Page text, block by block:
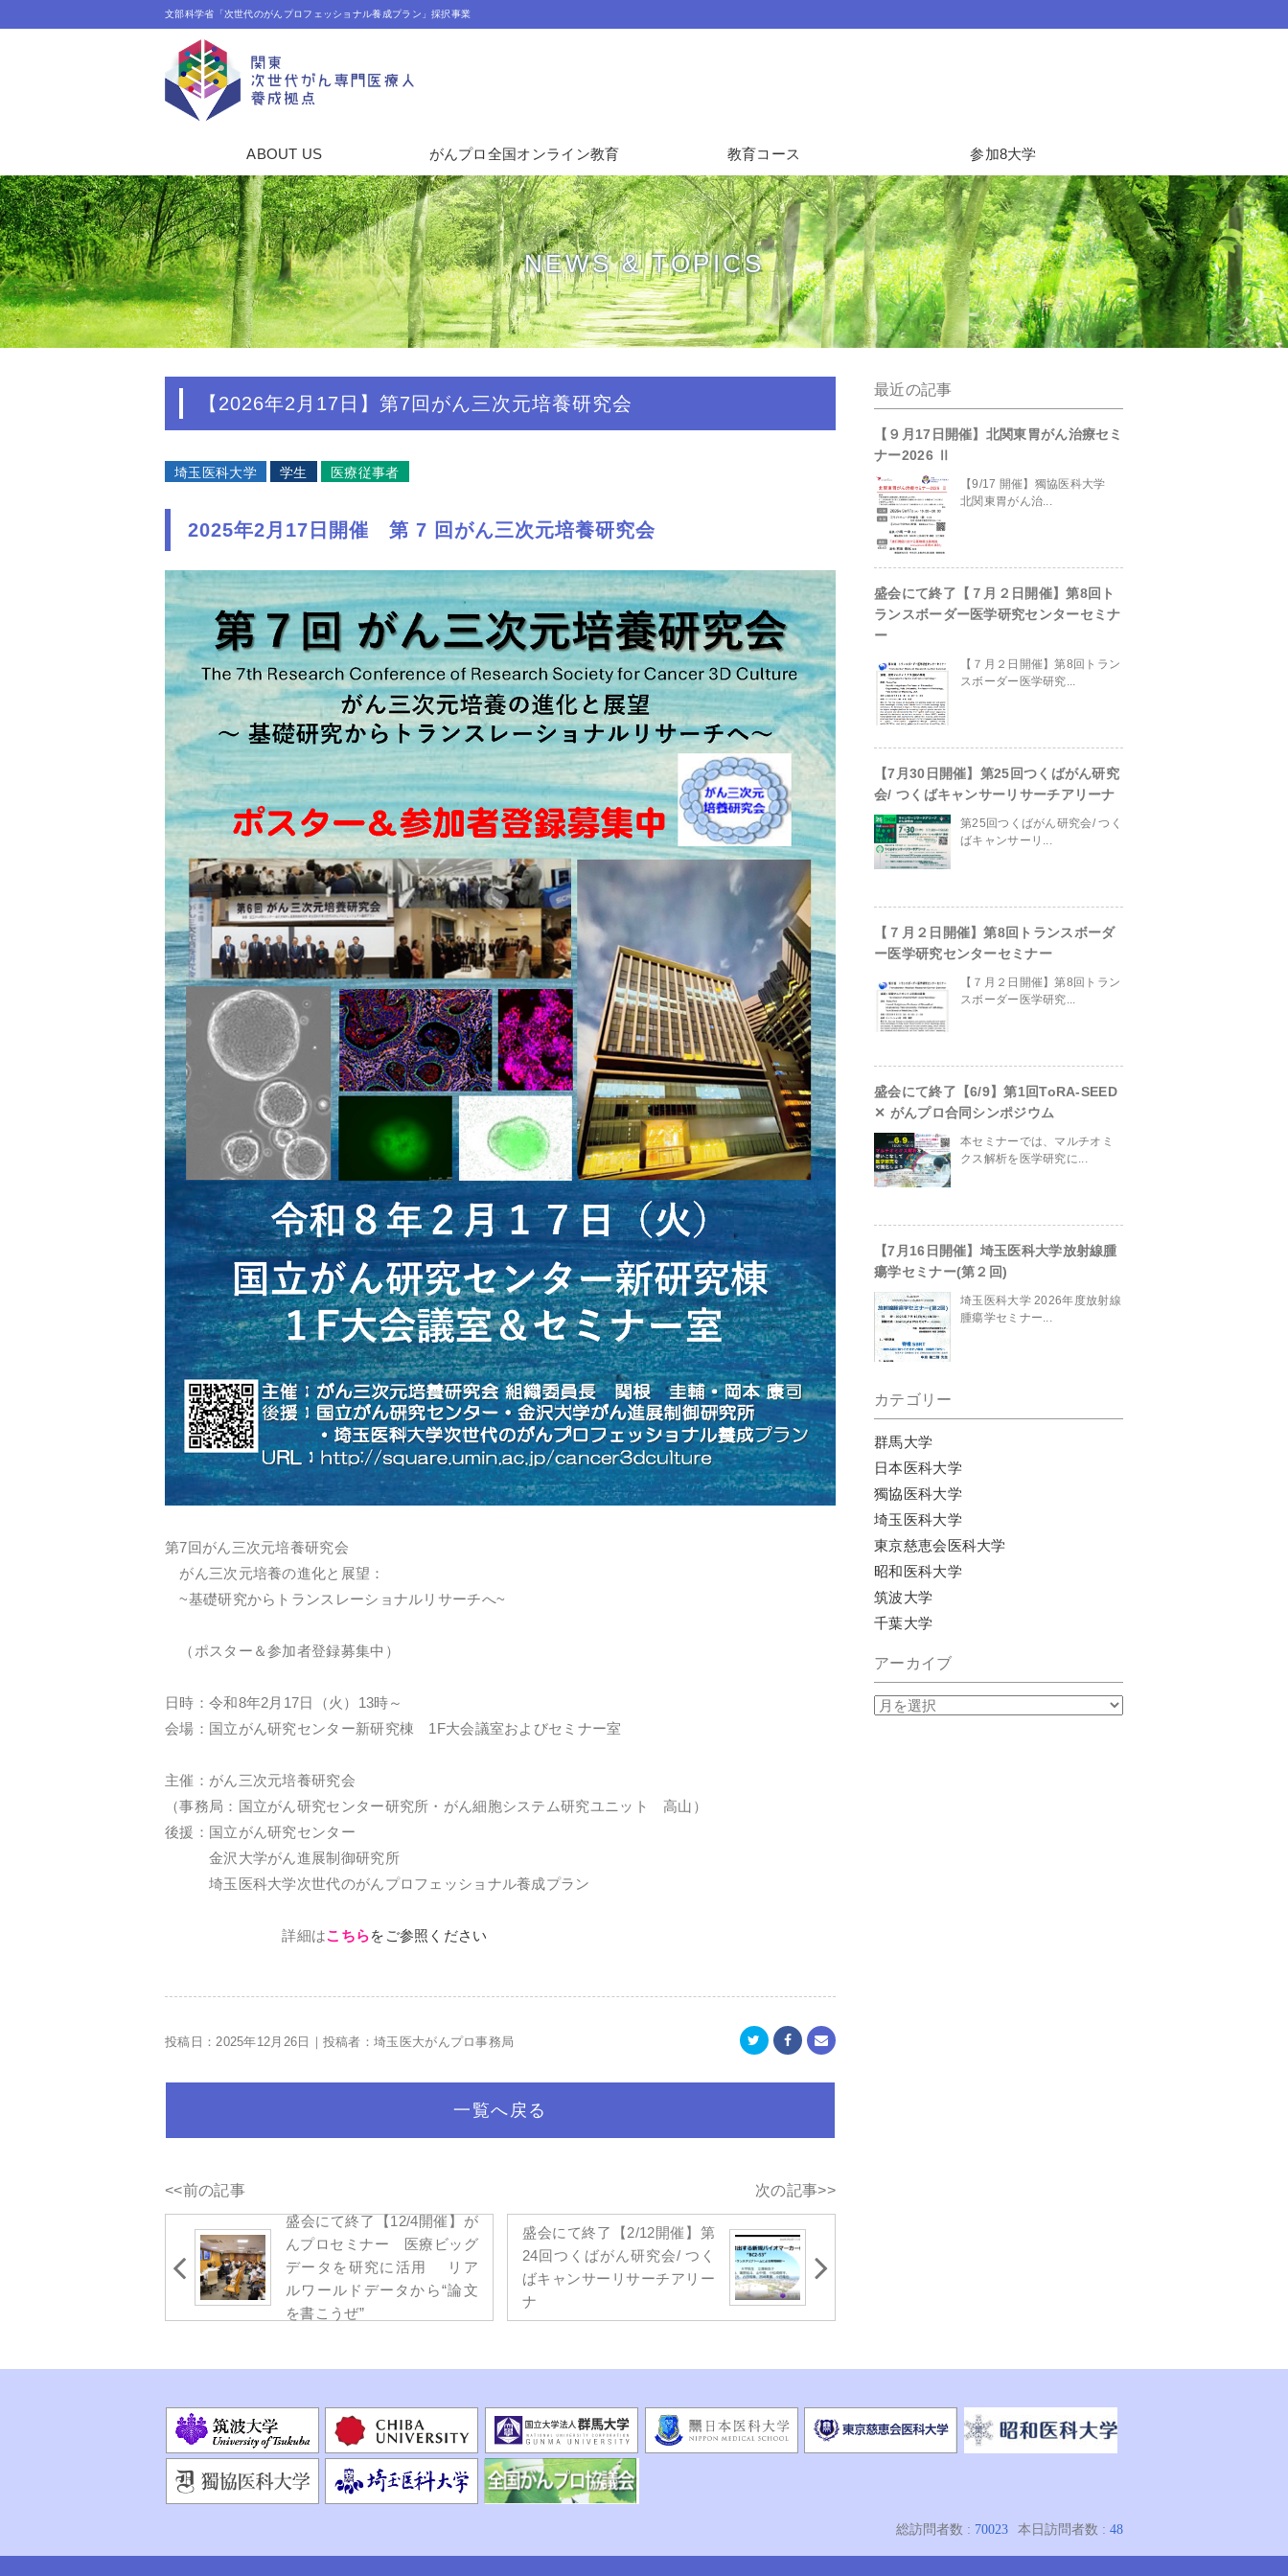
文部科学省「次世代のがんプロフェッショナル養成プラン」採択事業
ABOUT US がんプロ全国オンライン教育 教育コース 参加8大学
NEWS & TOPICS
【2026年2月17日】第7回がん三次元培養研究会
埼玉医科大学 学生 医療従事者
2025年2月17日開催 第 7 回がん三次元培養研究会
第7回がん三次元培養研究会
がん三次元培養の進化と展望：
~基礎研究からトランスレーショナルリサーチへ~
（ポスター＆参加者登録募集中）
日時：令和8年2月17日（火）13時～
会場：国立がん研究センター新研究棟 1F大会議室およびセミナー室
主催：がん三次元培養研究会
（事務局：国立がん研究センター研究所・がん細胞システム研究ユニット 高山）
後援：国立がん研究センター
金沢大学がん進展制御研究所
埼玉医科大学次世代のがんプロフェッショナル養成プラン
詳細はこちらをご参照ください
投稿日：2025年12月26日｜投稿者：埼玉医大がんプロ事務局
一覧へ戻る
<<前の記事
盛会にて終了【12/4開催】が
んプロセミナー 医療ビッグ
データを研究に活用 リア
ルワールドデータから“論文
を書こうぜ”
次の記事>>
盛会にて終了【2/12開催】第
24回つくばがん研究会/ つく
ばキャンサーリサーチアリー
ナ
最近の記事
【９月17日開催】北関東胃がん治療セミ
ナー2026 Ⅱ
【9/17 開催】獨協医科大学
北関東胃がん治...
盛会にて終了【７月２日開催】第8回ト
ランスボーダー医学研究センターセミナ
ー
【７月２日開催】第8回トラン
スボーダー医学研究...
【7月30日開催】第25回つくばがん研究
会/ つくばキャンサーリサーチアリーナ
第25回つくばがん研究会/ つく
ばキャンサーリ...
【７月２日開催】第8回トランスボーダ
ー医学研究センターセミナー
【７月２日開催】第8回トラン
スボーダー医学研究...
盛会にて終了【6/9】第1回ToRA-SEED
✕ がんプロ合同シンポジウム
本セミナーでは、マルチオミ
クス解析を医学研究に...
【7月16日開催】埼玉医科大学放射線腫
瘍学セミナー(第２回)
埼玉医科大学 2026年度放射線
腫瘍学セミナー...
カテゴリー
群馬大学
日本医科大学
獨協医科大学
埼玉医科大学
東京慈恵会医科大学
昭和医科大学
筑波大学
千葉大学
アーカイブ